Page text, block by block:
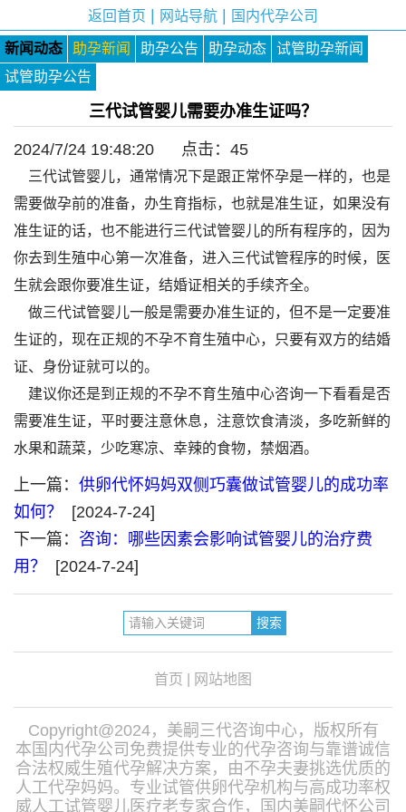
返回首页 网站导航 国内代孕公司
新闻动态 助孕新闻 助孕公告 助孕动态
试管助孕新闻
试管助孕公告
三代试管婴儿需要办准生证吗？
2024/7/24 19:48:20 点击： 45
三代试管婴儿，通常情况下是跟正常怀孕是一样的，也是
需要做孕前的准备，办生育指标，也就是准生证，如果没有
准生证的话，也不能进行三代试管婴儿的所有程序的，因为
你去到生殖中心第一次准备，进入三代试管程序的时候，医
生就会跟你要准生证，结婚证相关的手续齐全。
做三代试管婴儿一般是需要办准生证的，但不是一定要准
生证的，现在正规的不孕不育生殖中心，只要有双方的结婚
证、身份证就可以的。
建议你还是到正规的不孕不育生殖中心咨询一下看看是否
需要准生证，平时要注意休息，注意饮食清淡，多吃新鲜的
水果和蔬菜，少吃寒凉、幸辣的食物，禁烟酒。
上一篇： 供卵代怀妈妈双侧巧囊做试管婴儿的成功率
如何？
[2024-7-24]
下一篇： 咨询：哪些因素会影响试管婴儿的治疗费
用？
[2024-7-24]
首页 网站地图
Copyright@2024，美嗣三代咨询中心，版权所有
本国内代孕公司免费提供专业的代孕咨询与靠谱诚信
合法权威生殖代孕解决方案，由不孕夫妻挑选优质的
人工代孕妈妈。专业试管供卵代孕机构与高成功率权
威人工试管婴儿医疗老专家合作，国内美嗣代怀公司